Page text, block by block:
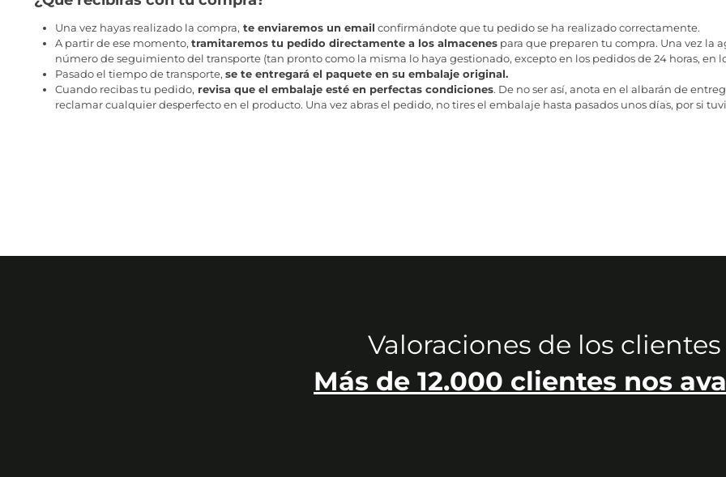
Una vez hayas realizado la compra, te enviaremos un email confirmándote que tu pedido se ha realizado correctamente.
A partir de ese momento, tramitaremos tu pedido directamente a los almacenespara que preparen tu compra. Una vez la
número de seguimiento del transporte (tan pronto como la misma lo haya gestionado, excepto en los pedidos de 24 horas, en
Pasado el tiempo de transporte, se te entregará el paquete en su embalaje original.
Cuando recibas tu pedido, revisa que el embalaje esté en perfectas condiciones. De no ser así, anota en el albarán de
reclamar cualquier desperfecto en el producto. Una vez abras el pedido, no tires el embalaje hasta pasados unos días, por si
Valoraciones de los clientes
Más de 12.000 clientes nos